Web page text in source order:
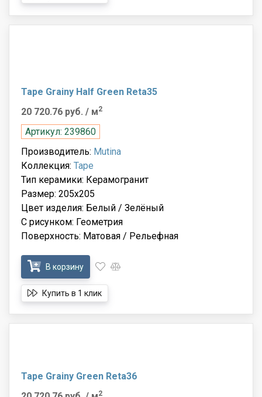
Tape Grainy Half Green Reta35
20 720.76 руб. / м2
Артикул: 239860
Производитель: Mutina
Коллекция: Tape
Тип керамики: Керамогранит
Размер: 205x205
Цвет изделия: Белый / Зелёный
С рисунком: Геометрия
Поверхность: Матовая / Рельефная
В корзину
Купить в 1 клик
Tape Grainy Green Reta36
2